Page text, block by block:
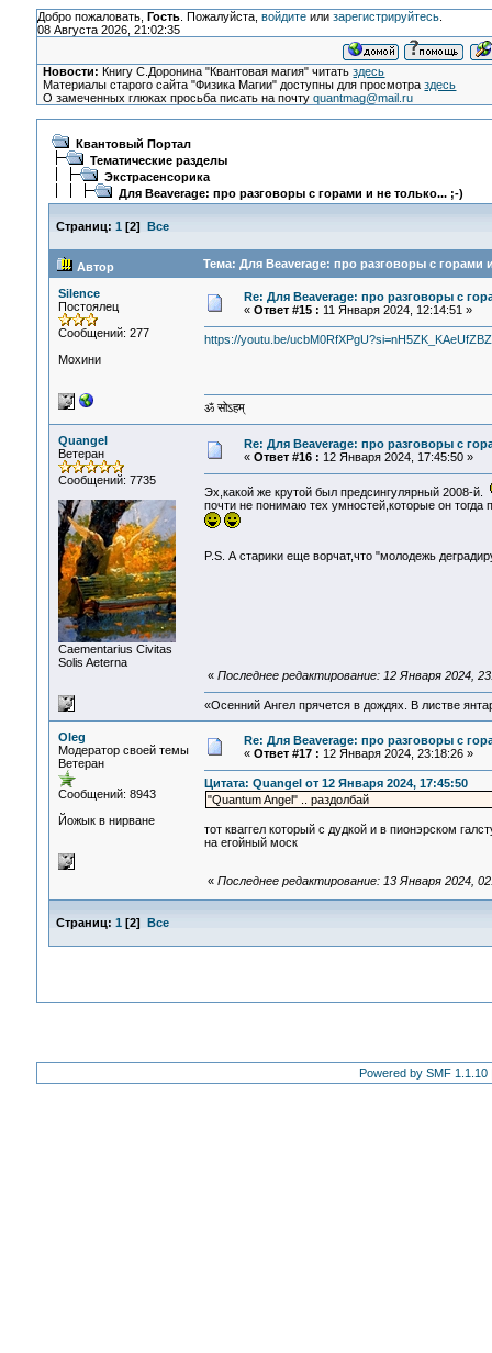
Добро пожаловать, Гость. Пожалуйста, войдитеили зарегистрируйтесь.
08 Августа 2026, 21:02:35
Новости: Книгу С.Доронина "Квантовая магия" читатьздесь
Материалы старого сайта "Физика Магии" доступны для просмотраздесь
О замеченных глюках просьба писать на почтуquantmag@mail.ru
Квантовый Портал
Тематические разделы
Экстрасенсорика
Для Beaverage: про разговоры с горами и не только... ;-)
Страниц: 1 [2] Все
Автор Тема: Для Beaverage: про разговоры с горами
Silence
Постоялец
Сообщений: 277
Мохини
Re: Для Beaverage: про разговоры с
« Ответ #15 : 11 Января 2024, 12:14:51 »
https://youtu.be/
ॐ सोऽहम्
Quangel
Ветеран
Сообщений: 7735
Сaementarius Civitas
Solis Aeterna
Re: Для Beaverage: про разговоры с
« Ответ #16 : 12 Января 2024, 17:45:50 »
Эх,какой же крутой был предсингулярный 2008-й.
почти не понимаю тех умностей,которые он
P.S. А старики еще ворчат,что "молодежь
« Последнее редактирование: 12 Января 2024,
«Осенний Ангел прячется в дождях. В листве
Oleg
Модератор своей темы
Ветеран
Сообщений: 8943
Йожык в нирване
Re: Для Beaverage: про разговоры с
« Ответ #17 : 12 Января 2024, 23:18:26 »
Цитата: Quangel от 12 Января 2024, 17:45:50
"Quantum Angel" .. раздолбай
тот кваггел который с дудкой и в пионэрском
на егойный моск
« Последнее редактирование: 13 Января 2024,
Страниц: 1 [2] Все
Powered by SMF 1.1.10